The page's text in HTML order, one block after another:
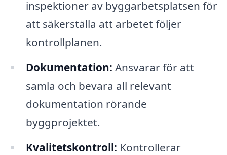
inspektioner av byggarbetsplatsen för
att säkerställa att arbetet följer
kontrollplanen.
Dokumentation: Ansvarar för att
samla och bevara all relevant
dokumentation rörande
byggprojektet.
Kvalitetskontroll: Kontrollerar